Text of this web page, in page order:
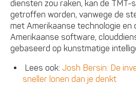
diensten zou raken, kan de
getroffen worden, vanwege de
met Amerikaanse technologie en
Amerikaanse software,
gebaseerd op kunstmatige
Lees ook:Josh Bersin: De
sneller lonen dan je denkt